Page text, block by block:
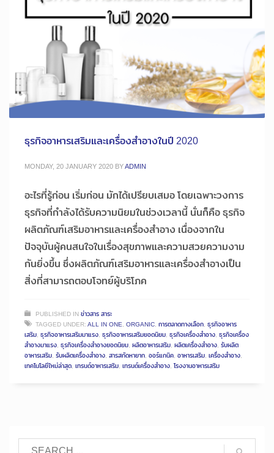
ธุรกิจอาหารเสริมและเครื่องสำอางในปี 2020
MONDAY, 20 JANUARY 2020 BYADMIN
อะไรที่รู้ก่อน เริ่มก่อน มักได้เปรียบเสมอ โดยเฉพาะวงการ
ธุรกิจที่กำลังได้รับความนิยมในช่วงเวลานี้ นั่นก็คือ ธุรกิจ
ผลิตภัณฑ์เสริมอาหารและเครื่องสำอาง เนื่องจากใน
ปัจจุบันผู้คนสนใจในเรื่องสุขภาพและความสวยความงาม
กันยิ่งขึ้น ซึ่งผลิตภัณฑ์เสริมอาหารและเครื่องสำอางเป็น
สิ่งที่สามารถตอบโจทย์ผู้บริโภค
PUBLISHED INข่าวสาร สาระ
TAGGED UNDER:ALL IN ONE, ORGANIC, การตลาดทางเลือก, ธุรกิจอาหาร
เสริม, ธุรกิจอาหารเสริมมาแรง, ธุรกิจอาหารเสริมยอดนิยม, ธุรกิจเครื่องสำอาง, ธุรกิจเครื่อง
สำอางมาแรง, ธุรกิจเครื่องสำอางยอดนิยม, ผลิตอาหารเสริม, ผลิตเครื่องสำอาง, รับผลิต
อาหารเสริม, รับผลิตเครื่องสำอาง, สารสกัดหายาก, ออร์แกนิค, อาหารเสริม, เครื่องสำอาง,
เทคโนโลยีใหม่ล่าสุด, เทรนด์อาหารเสริม, เทรนด์เครื่องสำอาง, โรงงานอาหารเสริม